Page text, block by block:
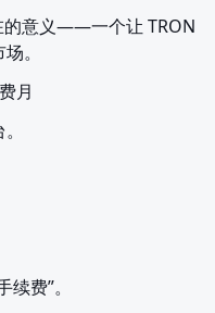
意义——一个让 TRON
。
月
费”。